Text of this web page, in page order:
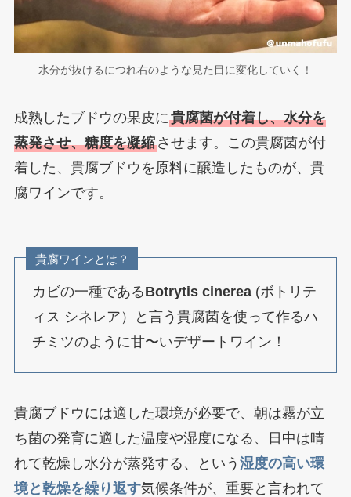
水分が抜けるにつれ右のような見た目に変化していく！
成熟したブドウの果皮に貴腐菌が付着し、水分を
蒸発させ、糖度を凝縮させます。この貴腐菌が付
着した、貴腐ブドウを原料に醸造したものが、貴
腐ワインです。
貴腐ワインとは？
カビの一種であるBotrytis cinerea (ボトリテ
ィス シネレア）と言う貴腐菌を使って作るハ
チミツのように甘〜いデザートワイン！
貴腐ブドウには適した環境が必要で、朝は霧が立
ち菌の発育に適した温度や湿度になる、日中は晴
れて乾燥し水分が蒸発する、という 湿度の高い環
境と乾燥を繰り返す気候条件が、重要と言われて